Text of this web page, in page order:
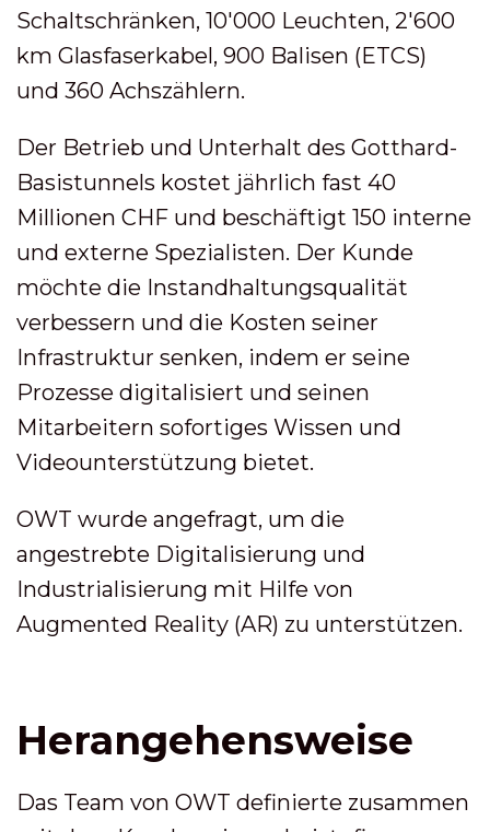
Schaltschränken, 10'000 Leuchten, 2'600
km Glasfaserkabel, 900 Balisen (ETCS)
und 360 Achszählern.
Der Betrieb und Unterhalt des Gotthard-
Basistunnels kostet jährlich fast 40
Millionen CHF und beschäftigt 150 interne
und externe Spezialisten. Der Kunde
möchte die Instandhaltungsqualität
verbessern und die Kosten seiner
Infrastruktur senken, indem er seine
Prozesse digitalisiert und seinen
Mitarbeitern sofortiges Wissen und
Videounterstützung bietet.
OWT wurde angefragt, um die
angestrebte Digitalisierung und
Industrialisierung mit Hilfe von
Augmented Reality (AR) zu unterstützen.
Herangehensweise
Das Team von OWT definierte zusammen